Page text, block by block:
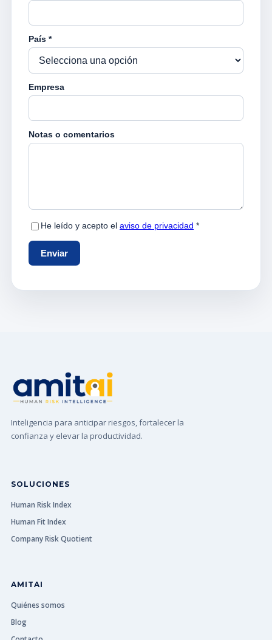
Inteligencia para anticipar riesgos, fortalecer la
confianza y elevar la productividad.
SOLUCIONES
Human Risk Index
Human Fit Index
Company Risk Quotient
AMITAI
Quiénes somos
Blog